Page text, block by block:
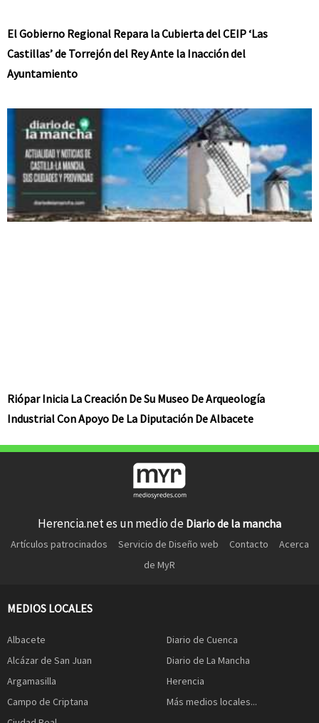
El Gobierno Regional Repara la Cubierta del CEIP ‘Las
Castillas’ de Torrejón del Rey Ante la Inacción del
Ayuntamiento
Riópar Inicia La Creación De Su Museo De Arqueología
Industrial Con Apoyo De La Diputación De Albacete
Herencia.net es un medio de Diario de la mancha
Artículos patrocinados Servicio de Diseño web Contacto
Acerca
de MyR
MEDIOS LOCALES
Albacete
Alcázar de San Juan
Argamasilla
Campo de Criptana
Diario de Cuenca
Diario de La Mancha
Herencia
Más medios locales...